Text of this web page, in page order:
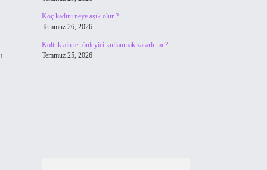
Koç kadını neye aşık olur ?
Temmuz 26, 2026
Koltuk altı ter önleyici kullanmak zararlı mı ?
Temmuz 25, 2026